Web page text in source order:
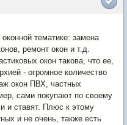
тематике: замена
ремонт окон и т.д.
окон такова, что ее,
- огромное количество
окон ПВХ, частных
сами покупают по своему
и ставят. Плюс к этому
и не очень, также есть